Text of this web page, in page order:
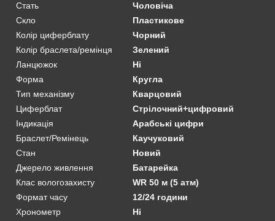
Стать
Чоловіча
Скло
Пластикове
Колір циферблату
Чорний
Колір браслета/ремінця
Зелений
Ланцюжок
Ні
Форма
Кругла
Тип механізму
Кварцовий
Циферблат
Стрілочний+цифровий
Індикація
Арабські цифри
Браслет/Ремінець
Каучуковий
Стан
Новий
Джерело живлення
Батарейка
Клас вологозахисту
WR 50 м (5 атм)
Формат часу
12/24 години
Хронометр
Ні